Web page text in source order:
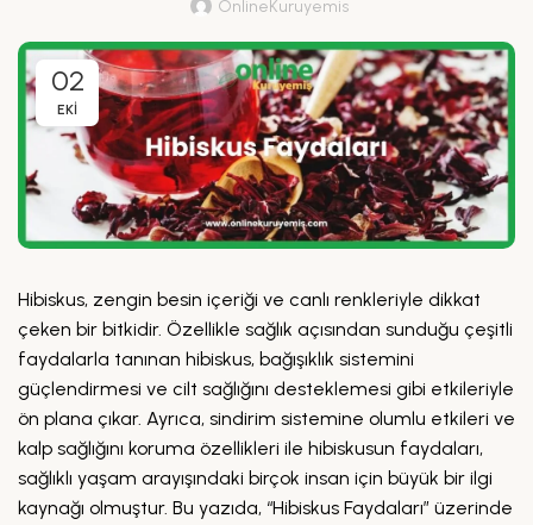
OnlineKuruyemis
02
EKI
Hibiskus, zengin besin içeriği ve canlı renkleriyle dikkat
çeken bir bitkidir. Özellikle sağlık açısından sunduğu çeşitli
faydalarla tanınan hibiskus, bağışıklık sistemini
güçlendirmesi ve cilt sağlığını desteklemesi gibi etkileriyle
ön plana çıkar. Ayrıca, sindirim sistemine olumlu etkileri ve
kalp sağlığını koruma özellikleri ile hibiskusun faydaları,
sağlıklı yaşam arayışındaki birçok insan için büyük bir ilgi
kaynağı olmuştur. Bu yazıda, “Hibiskus Faydaları” üzerinde